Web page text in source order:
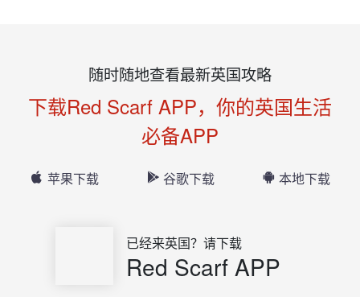
随时随地查看最新英国攻略
下载Red Scarf APP，你的英国生活
必备APP
苹果下载 谷歌下载 本地下载
已经来英国？请下载
Red Scarf APP